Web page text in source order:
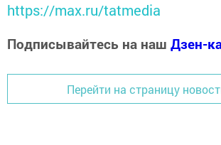
https://max.ru/tatmedia
Подписывайтесь на наш Дзен-
Перейти на страницу